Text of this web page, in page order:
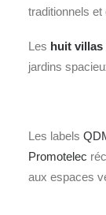
traditionnels
Les huit villas
jardins
Les labels
Promotelec
aux espaces